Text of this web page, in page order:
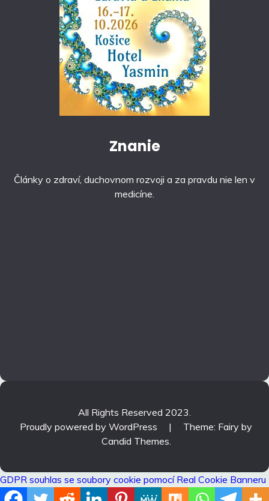
Znanie
Články o zdraví, duchovnom rozvoji a za pravdu nie len v
medicíne.
All Rights Reserved 2023.
Proudly powered by WordPress
|
Theme: Fairy by
Candid Themes.
GDPR souhlas se soubory cookie pomocí Real Cookie Banneru